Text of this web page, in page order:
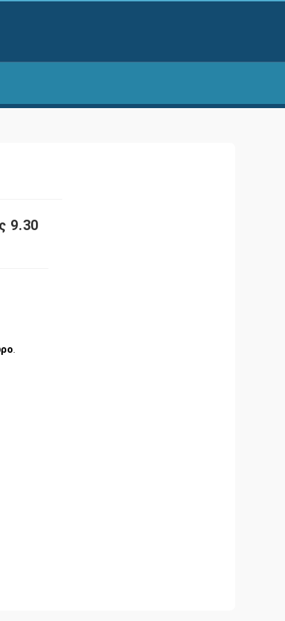
9.30
.